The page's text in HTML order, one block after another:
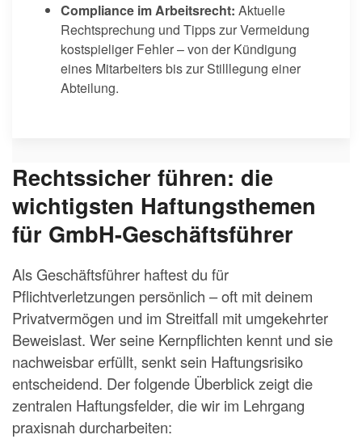
Compliance im Arbeitsrecht: Aktuelle
Rechtsprechung und Tipps zur Vermeidung
kostspieliger Fehler – von der Kündigung
eines Mitarbeiters bis zur Stilllegung einer
Abteilung.
Rechtssicher führen: die
wichtigsten Haftungsthemen
für GmbH-Geschäftsführer
Als Geschäftsführer haftest du für
Pflichtverletzungen persönlich – oft mit deinem
Privatvermögen und im Streitfall mit umgekehrter
Beweislast. Wer seine Kernpflichten kennt und sie
nachweisbar erfüllt, senkt sein Haftungsrisiko
entscheidend. Der folgende Überblick zeigt die
zentralen Haftungsfelder, die wir im Lehrgang
praxisnah durcharbeiten: